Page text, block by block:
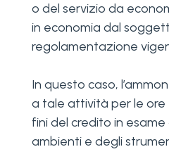
o del servizio da
in economia dal
regolamentazione
In questo caso,
a tale attività per le ore
fini del credito in
ambienti e degli